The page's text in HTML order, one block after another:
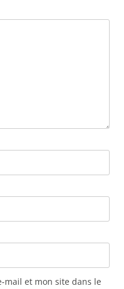
mail et mon site dans le